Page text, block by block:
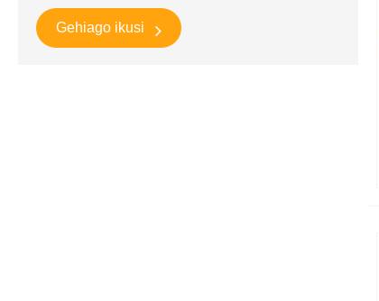
Gehiago ikusi